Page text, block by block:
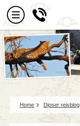
Home Djoser reisblog